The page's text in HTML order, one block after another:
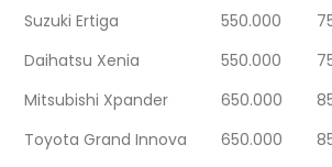
Suzuki Ertiga
550.000
Daihatsu Xenia
550.000
Mitsubishi Xpander
650.000
Toyota Grand Innova
650.000